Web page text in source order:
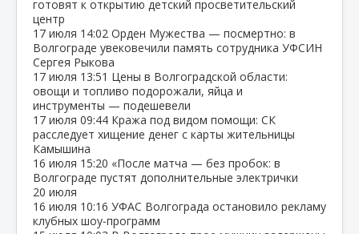
готовят к открытию детский просветительский
центр
17 июля 14:02 Орден Мужества — посмертно: в
Волгограде увековечили память сотрудника УФСИН
Сергея Рыкова
17 июля 13:51 Цены в Волгоградской области:
овощи и топливо подорожали, яйца и
инструменты — подешевели
17 июля 09:44 Кража под видом помощи: СК
расследует хищение денег с карты жительницы
Камышина
16 июля 15:20 «После матча — без пробок: в
Волгограде пустят дополнительные электрички
20 июля
16 июля 10:16 УФАС Волгограда остановило рекламу
клубных шоу‑программ